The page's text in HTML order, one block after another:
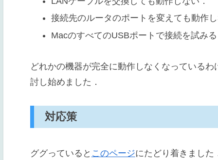
接続先のルータのポートを変えても動作し
MacのすべてのUSBポートで接続を試みる
どれかの機器が完全に動作しなくなっている
討し始めました．
対応策
ググっていると このページにたどり着きました